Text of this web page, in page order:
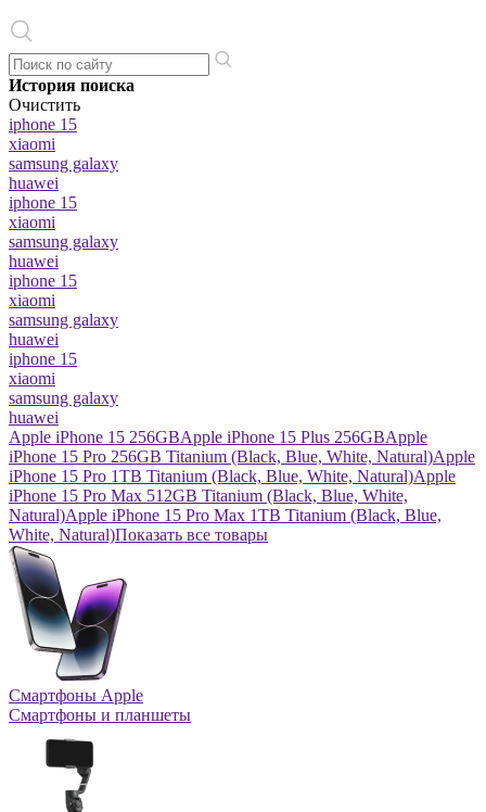
История поиска
Очистить
iphone 15
xiaomi
samsung galaxy
huawei
iphone 15
xiaomi
samsung galaxy
huawei
iphone 15
xiaomi
samsung galaxy
huawei
iphone 15
xiaomi
samsung galaxy
huawei
Apple iPhone 15 256GBApple iPhone 15 Plus 256GBApple
iPhone 15 Pro 256GB Titanium (Black, Blue, White, Natural)Apple
iPhone 15 Pro 1TB Titanium (Black, Blue, White, Natural)Apple
iPhone 15 Pro Max 512GB Titanium (Black, Blue, White,
Natural)Apple iPhone 15 Pro Max 1TB Titanium (Black, Blue,
White, Natural)Показать все товары
Смартфоны Apple
Смартфоны и планшеты